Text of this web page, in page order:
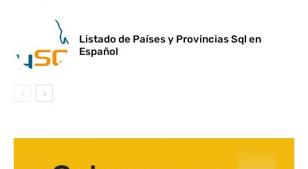
Listado de Países y Provincias Sql en
Español